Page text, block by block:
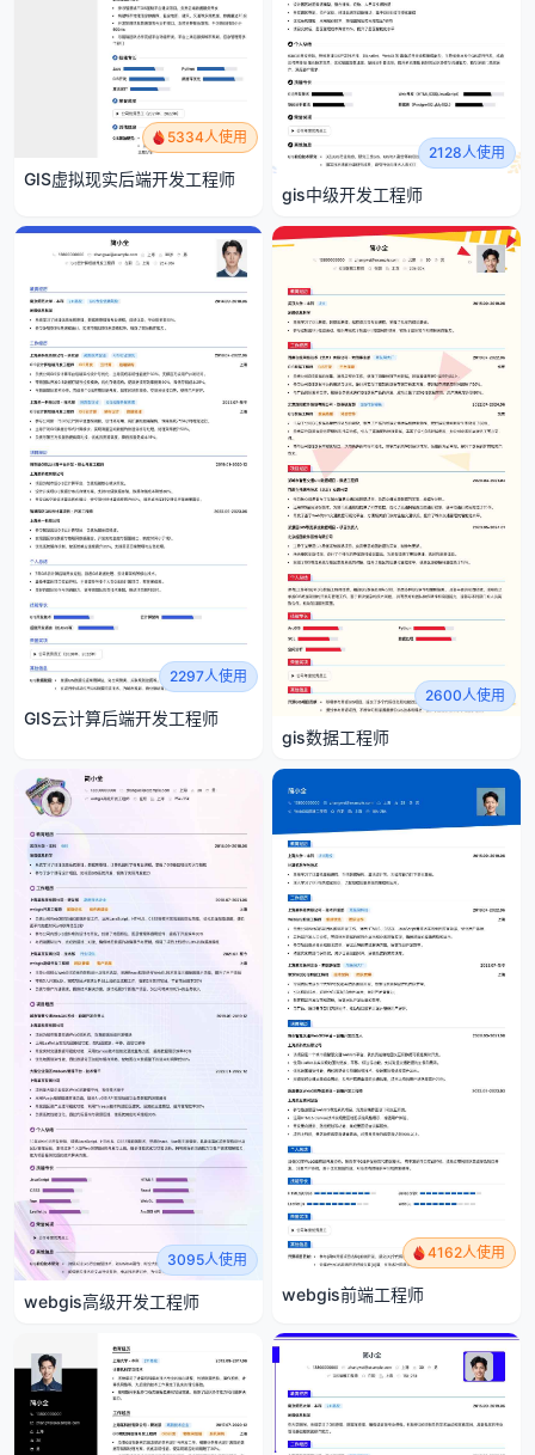
5334人使用
GIS虚拟现实后端开发工程师
2128人使用
gis中级开发工程师
2297人使用
GIS云计算后端开发工程师
2600人使用
gis数据工程师
3095人使用
webgis高级开发工程师
4162人使用
webgis前端工程师